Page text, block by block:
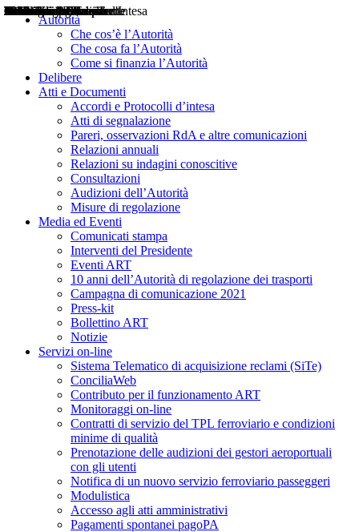
Autorità
Che cos’è l’Autorità
Che cosa fa l’Autorità
Come si finanzia l’Autorità
Delibere
Atti e Documenti
Accordi e Protocolli d’intesa
Atti di segnalazione
Pareri, osservazioni RdA e altre comunicazioni
Relazioni annuali
Relazioni su indagini conoscitive
Consultazioni
Audizioni dell’Autorità
Misure di regolazione
Media ed Eventi
Comunicati stampa
Interventi del Presidente
Eventi ART
10 anni dell’Autorità di regolazione dei trasporti
Campagna di comunicazione 2021
Press-kit
Bollettino ART
Notizie
Servizi on-line
Sistema Telematico di acquisizione reclami (SiTe)
ConciliaWeb
Contributo per il funzionamento ART
Monitoraggi on-line
Contratti di servizio del TPL ferroviario e condizioni
minime di qualità
Prenotazione delle audizioni dei gestori aeroportuali
con gli utenti
Notifica di un nuovo servizio ferroviario passeggeri
Modulistica
Accesso agli atti amministrativi
Pagamenti spontanei pagoPA
Delibere
Pareri
Consultazioni
Audizioni
Atti di Segnalazione
Accordi e Protocolli d'Intesa
Relazioni annuali
Misure di regolazione
Notizie
Comunicati Stampa
Bollettini ART
Convegni ART
Interviste del Presidente
Articoli in primo piano
Interventi del Presidente
2004
2005
2010
2013
2014
2015
2016
2017
2018
2019
202
2020
2021
2022
2023
2024
2025
2026
Aereo
Marittimo
Terrestre